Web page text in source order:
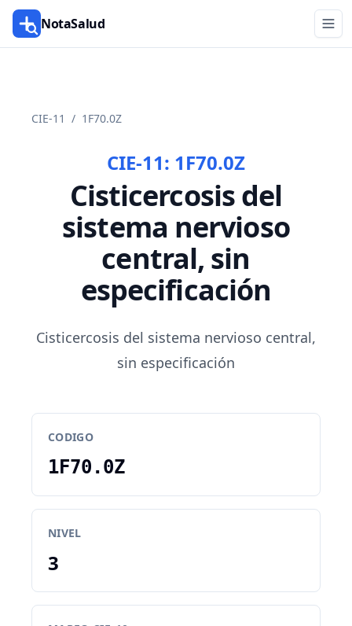
NotaSalud
CIE-11 / 1F70.0Z
CIE-11: 1F70.0Z
Cisticercosis del
sistema nervioso
central, sin
especificación
Cisticercosis del sistema nervioso central,
sin especificación
CODIGO
1F70.0Z
NIVEL
3